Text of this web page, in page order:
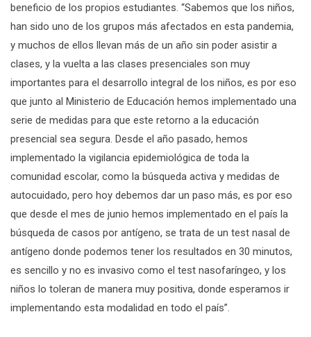
beneficio de los propios estudiantes. “Sabemos que los niños,
han sido uno de los grupos más afectados en esta pandemia,
y muchos de ellos llevan más de un año sin poder asistir a
clases, y la vuelta a las clases presenciales son muy
importantes para el desarrollo integral de los niños, es por eso
que junto al Ministerio de Educación hemos implementado una
serie de medidas para que este retorno a la educación
presencial sea segura. Desde el año pasado, hemos
implementado la vigilancia epidemiológica de toda la
comunidad escolar, como la búsqueda activa y medidas de
autocuidado, pero hoy debemos dar un paso más, es por eso
que desde el mes de junio hemos implementado en el país la
búsqueda de casos por antígeno, se trata de un test nasal de
antígeno donde podemos tener los resultados en 30 minutos,
es sencillo y no es invasivo como el test nasofaríngeo, y los
niños lo toleran de manera muy positiva, donde esperamos ir
implementando esta modalidad en todo el país”.